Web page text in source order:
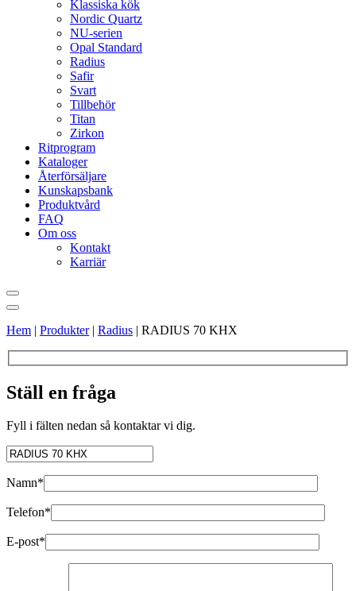
Klassiska kök
Nordic Quartz
NU-serien
Opal Standard
Radius
Safir
Svart
Tillbehör
Titan
Zirkon
Ritprogram
Kataloger
Återförsäljare
Kunskapsbank
Produktvård
FAQ
Om oss
Kontakt
Karriär
Hem | Produkter| Radius | RADIUS 70 KHX
Ställ en fråga
Fyll i fälten nedan så kontaktar vi dig.
Namn*
Telefon*
E-post*